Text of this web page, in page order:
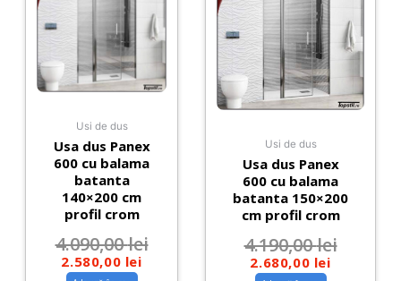
Usi de dus
Usa dus Panex
600 cu balama
batanta
140×200 cm
profil crom
4.090,00lei
2.580,00 lei
Usi de dus
Usa dus Panex
600 cu balama
batanta 150×200
cm profil crom
4.190,00lei
2.680,00 lei